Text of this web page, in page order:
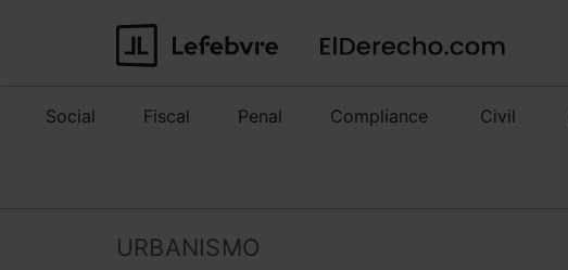
Social Fiscal Penal Compliance Civil
URBANISMO